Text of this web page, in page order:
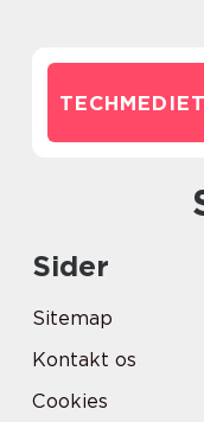
Sider
Sitemap
Kontakt os
Cookies